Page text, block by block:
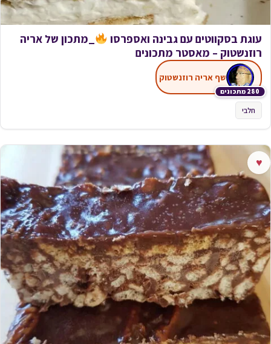
עוגת בסקווטים עם גבינה ואספרסו
_מתכון של אריה
רוזנשטוק – מאסטר מתכונים
280 מתכונים
שף אריה רוזנשטוק
חלבי
♥